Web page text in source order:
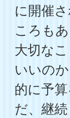
に開催
ころも
大切な
いいの
的に予
だ、継